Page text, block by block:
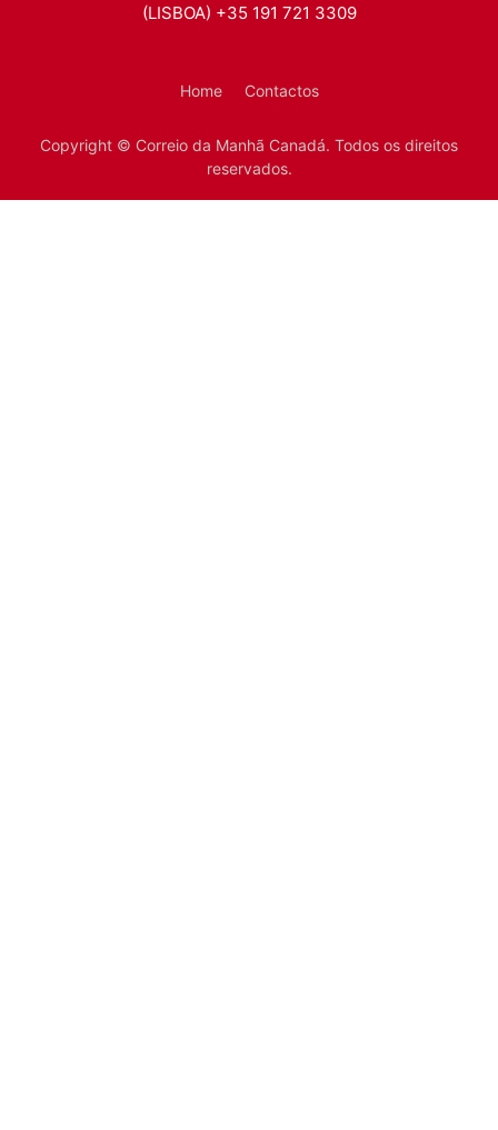
(LISBOA) +35 191 721 3309
Home Contactos
Copyright © Correio da Manhã Canadá. Todos os direitos
reservados.